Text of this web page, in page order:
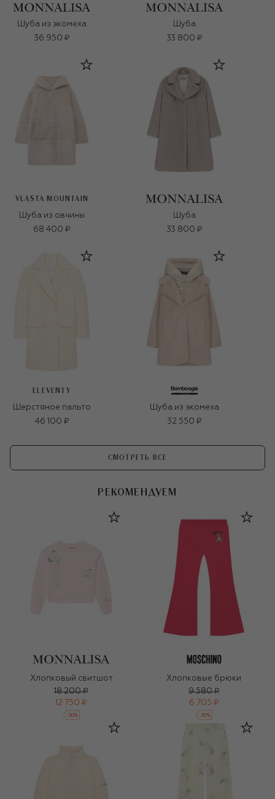
Шуба из экомеха
36 950 ₽
Шуба
33 800 ₽
VLASTA MOUNTAIN
Шуба из овчины
68 400 ₽
Шуба
33 800 ₽
ELEVENTY
Шерстяное пальто
46 100 ₽
Шуба из экомеха
32 550 ₽
СМОТРЕТЬ ВСЕ
РЕКОМЕНДУЕМ
Хлопковый свитшот
18 200 ₽
12 750 ₽
-30%
Хлопковые брюки
9 580 ₽
6 705 ₽
-30%